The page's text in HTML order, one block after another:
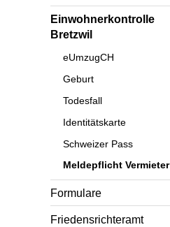
Einwohnerkontrolle
Bretzwil
eUmzugCH
Geburt
Todesfall
Identitätskarte
Schweizer Pass
Meldepflicht Vermieter
Formulare
Friedensrichteramt